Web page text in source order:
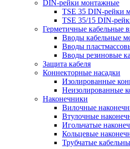
DIN-рейки монтажные
TSE 35 DIN-рейки
TSE 35/15 DIN-
Герметичные кабельные
Вводы кабельные
Вводы
Вводы резиновые
Защита кабеля
Коннекторные насадки
Изолированные
Неизолированные
Наконечники
Вилочные
Втулочные
Игольчатые
Кольцевые
Трубчатые